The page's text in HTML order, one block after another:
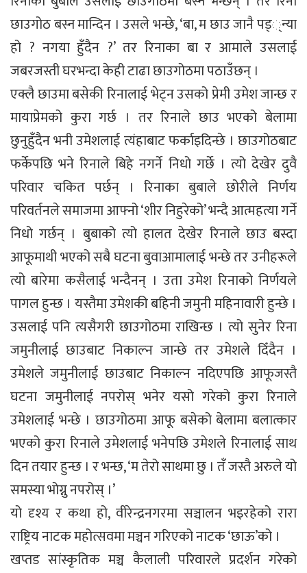
छाउगोठ बस्न मान्दिन । उसले भन्छे, ‘बा, म छाउ जानै पड््न्या
हो ? नगया हुँदैन ?’ तर रिनाका बा र आमाले उसलाई
जबरजस्ती घरभन्दा केही टाढा छाउगोठमा पठाउँछन् ।
एक्लै छाउमा बसेकी रिनालाई भेट्न उसको प्रेमी उमेश जान्छ र
मायाप्रेमको कुरा गर्छ । तर रिनाले छाउ भएको बेलामा
छुनुहुँदैन भनी उमेशलाई त्यंहाबाट फर्काइदिन्छे । छाउगोठबाट
फर्केपछि भने रिनाले बिहे नगर्ने निधो गर्छे । त्यो देखेर दुवै
परिवार चकित पर्छन् । रिनाका बुबाले छोरीले निर्णय
परिवर्तनले समाजमा आफ्नो ‘शीर निहुरेको’ भन्दै आत्महत्या गर्ने
निधो गर्छन् । बुबाको त्यो हालत देखेर रिनाले छाउ बस्दा
आफूमाथी भएको सबै घटना बुवाआमालाई भन्छे तर उनीहरूले
त्यो बारेमा कसैलाई भन्दैनन् । उता उमेश रिनाको निर्णयले
पागल हुन्छ । यस्तैमा उमेशकी बहिनी जमुनी महिनावारी हुन्छे ।
उसलाई पनि त्यसैगरी छाउगोठमा राखिन्छ । त्यो सुनेर रिना
जमुनीलाई छाउबाट निकाल्न जान्छे तर उमेशले दिँदैन ।
उमेशले जमुनीलाई छाउबाट निकाल्न नदिएपछि आफूजस्तै
घटना जमुनीलाई नपरोस् भनेर यसो गरेको कुरा रिनाले
उमेशलाई भन्छे । छाउगोठमा आफू बसेको बेलामा बलात्कार
भएको कुरा रिनाले उमेशलाई भनेपछि उमेशले रिनालाई साथ
दिन तयार हुन्छ । र भन्छ, ‘म तेरो साथमा छु । तँ जस्तै अरुले यो
समस्या भोग्नु नपरोस् ।’
यो दृश्य र कथा हो, वीरेन्द्रनगरमा सञ्चालन भइरहेको रारा
राष्ट्रिय नाटक महोत्सवमा मञ्चन गरिएको नाटक ‘छाऊ’को ।
खप्तड सांस्कृतिक मञ्च कैलाली परिवारले प्रदर्शन गरेको